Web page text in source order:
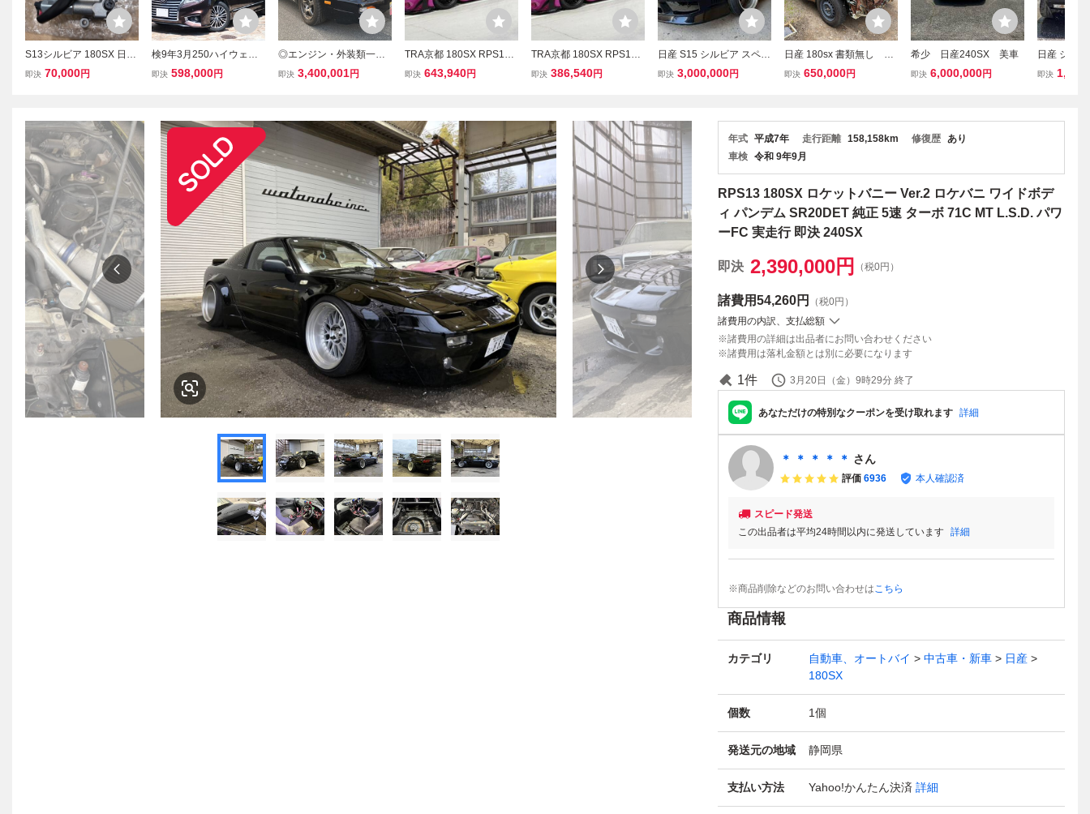
S13シルビア 180SX 日
産 純正 新品 AACバルブ
3781-50F05
即決 70,000円
検9年3月250ハイウェイ
スタープレミアム 7人乗/
ューモニター
即決 598,000円
◎エンジン・外装類一部
リフレッシュ済みでチュ
即決 3,400,001円
TRA京都 180SX RPS13 v
er.2 フルキット FB/FL/FC/
即決 643,940円
TRA京都 180SX RPS13 v
er.2 フルキット FB/FL/FC/
即決 386,540円
日産 S15 シルビア スペッ
クR 6MT SR20DET ター
即決 3,000,000円
日産 180sx 書類無し レ
ストア ボディー レーシ
即決 650,000円
希少 日産240SX 美車
即決 6,000,000円
日産 シル
期 ロケッ
即決
年式 平成7年 走行距離 158,158km 修復歴 あり
車検 令和 9年9月
RPS13 180SX ロケットバニー Ver.2 ロケバニ ワイドボデ
ィ パンデム SR20DET 純正 5速 ターボ 71C MT L.S.D. パワ
ーFC 実走行 即決 240SX
即決 2,390,000円 （税0円）
諸費用54,260円
（税0円）
諸費用の内訳、支払総額
諸費用の詳細は出品者にお問い合わせください
諸費用は落札金額とは別に必要になります
1件 3月20日（金）9時29分 終了
あなただけの特別なクーポンを受け取れます 詳細
＊ ＊ ＊ ＊ ＊ さん
評価 6936 本人確認済
スピード発送
この出品者は平均24時間以内に発送しています 詳細
※商品削除などのお問い合わせはこちら
商品情報
カテゴリ 自動車、オートバイ 中古車・新車
日産
180SX
個数 1個
発送元の地域 静岡県
支払い方法 Yahoo!かんたん決済 詳細